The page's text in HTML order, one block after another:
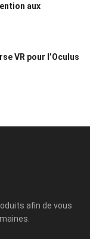
aux
VR pour l’Oculus
afin de vous